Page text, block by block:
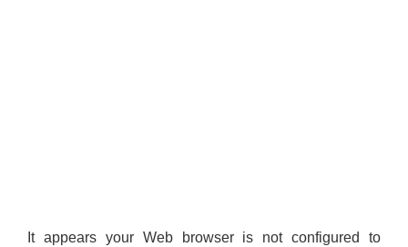
It appears your Web browser is not configured to